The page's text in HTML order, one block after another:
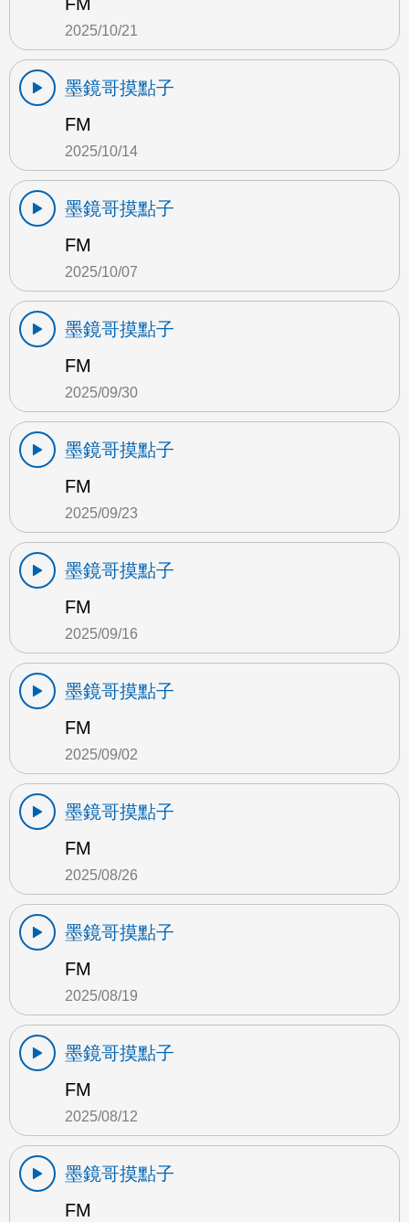
2025/10/21
墨鏡哥摸點子
FM
2025/10/14
墨鏡哥摸點子
FM
2025/10/07
墨鏡哥摸點子
FM
2025/09/30
墨鏡哥摸點子
FM
2025/09/23
墨鏡哥摸點子
FM
2025/09/16
墨鏡哥摸點子
FM
2025/09/02
墨鏡哥摸點子
FM
2025/08/26
墨鏡哥摸點子
FM
2025/08/19
墨鏡哥摸點子
FM
2025/08/12
墨鏡哥摸點子
FM